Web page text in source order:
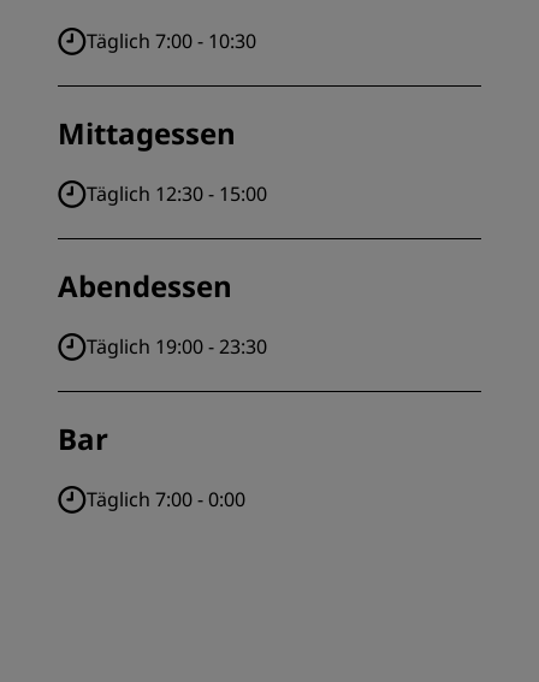
Täglich 7:00 - 10:30
Mittagessen
Täglich 12:30 - 15:00
Abendessen
Täglich 19:00 - 23:30
Bar
Täglich 7:00 - 0:00